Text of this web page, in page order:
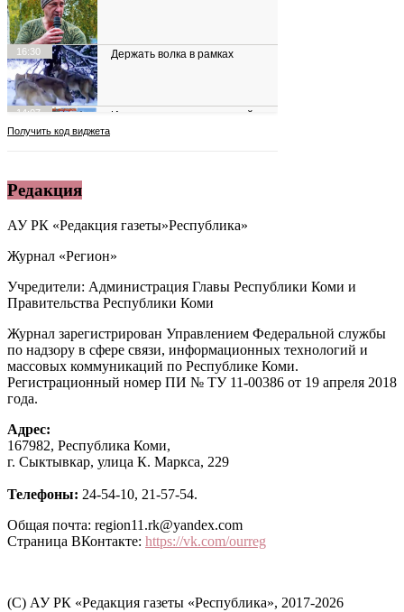
Редакция
АУ РК «Редакция газеты»Республика»
Журнал «Регион»
Учредители: Администрация Главы Республики Коми и
Правительства Республики Коми
Журнал зарегистрирован Управлением Федеральной службы
по надзору в сфере связи, информационных технологий и
массовых коммуникаций по Республике Коми.
Регистрационный номер ПИ № ТУ 11-00386 от 19 апреля 2018
года.
Адрес:
167982, Республика Коми,
г. Сыктывкар, улица К. Маркса, 229
Телефоны: 24-54-10, 21-57-54.
Общая почта: region11.rk@yandex.com
Страница ВКонтакте: https://vk.com/ourreg
(C) АУ РК «Редакция газеты «Республика», 2017-2026